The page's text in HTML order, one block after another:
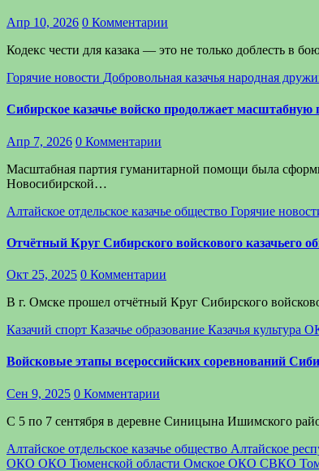
Апр 10, 2026 0 Комментарии
Кодекс чести для казака — это не только доблесть в
Горячие новости Добровольная казачья народная
Сибирское казачье войско продолжает масштабную
Апр 7, 2026 0 Комментарии
Масштабная партия гуманитарной помощи была
Новосибирской…
Алтайское отдельское казачье общество Горячие
Отчётный Круг Сибирского войскового казачьего
Окт 25, 2025 0 Комментарии
В г. Омске прошел отчётный Круг Сибирского
Казачий спорт Казачье образование Казачья культура
Войсковые этапы всероссийских соревнований
Сен 9, 2025 0 Комментарии
С 5 по 7 сентября в деревне Синицына Ишимского
Алтайское отдельское казачье общество Алтайское
ОКО ОКО Тюменской области Омское ОКО СВКО